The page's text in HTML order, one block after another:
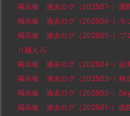
掲示板 過去ログ（202507-）退
掲示板 過去ログ（202506-）モ
掲示板 過去ログ（202505-）プ
り越えろ
掲示板 過去ログ（202504-）証
掲示板 過去ログ（202503-）株
掲示板 過去ログ（202502-）
掲示板 過去ログ（202501-）道